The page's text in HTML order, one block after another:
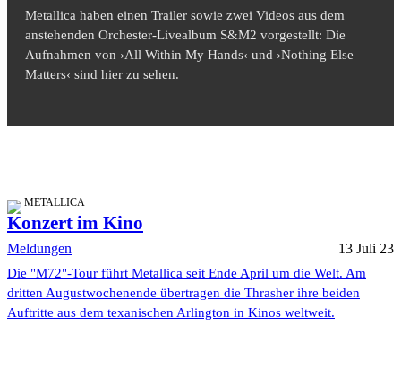
Metallica haben einen Trailer sowie zwei Videos aus dem
anstehenden Orchester-Livealbum S&M2 vorgestellt: Die
Aufnahmen von ›All Within My Hands‹ und ›Nothing Else
Matters‹ sind hier zu sehen.
METALLICA
Konzert im Kino
Meldungen 13 Juli 23
Die "M72"-Tour führt Metallica seit Ende April um die Welt. Am
dritten Augustwochenende übertragen die Thrasher ihre beiden
Auftritte aus dem texanischen Arlington in Kinos weltweit.